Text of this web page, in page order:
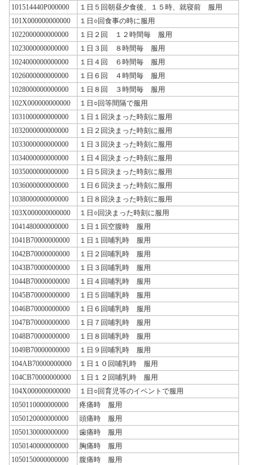
101514440P000000
１日５回朝昼夕食後、１５時、就寝前 服用
101X000000000000
１日○回食事の時に服用
1022000000000000
１日２回 １２時間毎 服用
1023000000000000
１日３回 ８時間毎 服用
1024000000000000
１日４回 ６時間毎 服用
1026000000000000
１日６回 ４時間毎 服用
1028000000000000
１日８回 ３時間毎 服用
102X000000000000
１日○回等間隔で服用
1031000000000000
１日１回決まった時刻に服用
1032000000000000
１日２回決まった時刻に服用
1033000000000000
１日３回決まった時刻に服用
1034000000000000
１日４回決まった時刻に服用
1035000000000000
１日５回決まった時刻に服用
1036000000000000
１日６回決まった時刻に服用
1038000000000000
１日８回決まった時刻に服用
103X000000000000
１日○回決まった時刻に服用
1041480000000000
１日１回空腹時 服用
1041B70000000000
１日１回哺乳時 服用
1042B70000000000
１日２回哺乳時 服用
1043B70000000000
１日３回哺乳時 服用
1044B70000000000
１日４回哺乳時 服用
1045B70000000000
１日５回哺乳時 服用
1046B70000000000
１日６回哺乳時 服用
1047B70000000000
１日７回哺乳時 服用
1048B70000000000
１日８回哺乳時 服用
1049B70000000000
１日９回哺乳時 服用
104AB70000000000
１日１０回哺乳時 服用
104CB70000000000
１日１２回哺乳時 服用
104X000000000000
１日○回育児等のイベントで服用
1050110000000000
疼痛時 服用
1050120000000000
頭痛時 服用
1050130000000000
歯痛時 服用
1050140000000000
胸痛時 服用
1050150000000000
腹痛時 服用